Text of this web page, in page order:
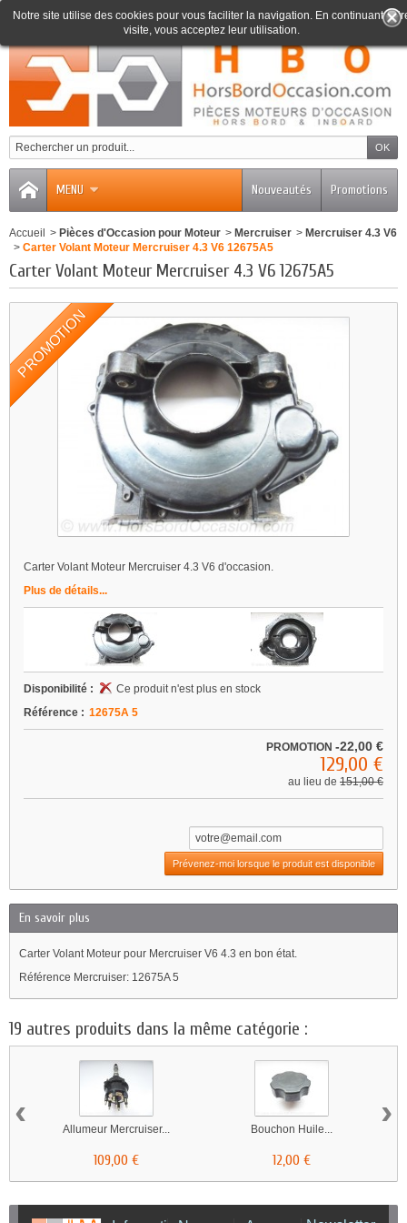
0
MENU Promotions
Nouveautés
Notre site utilise des cookies pour vous faciliter la navigation. En continuant
visite, vous acceptez leur utilisation.
Accueil > Pièces d'Occasion pour Moteur > Mercruiser > Mercruiser 4.3 V6
> Carter Volant Moteur Mercruiser 4.3 V6 12675A5
Carter Volant Moteur Mercruiser 4.3 V6 12675A5
PROMOTION
Carter Volant Moteur Mercruiser 4.3 V6 d'occasion.
Plus de détails...
Disponibilité :
Ce produit n'est plus en stock
Référence : 12675A 5
PROMOTION -22,00 €
129,00 €
au lieu de 151,00 €
Prévenez-moi lorsque le produit est disponible
En savoir plus
Carter Volant Moteur pour Mercruiser V6 4.3 en bon état.
Référence Mercruiser: 12675A 5
19 autres produits dans la même catégorie :
Allumeur Mercruiser...
109,00 €
Bouchon Huile...
12,00 €
‹ ›